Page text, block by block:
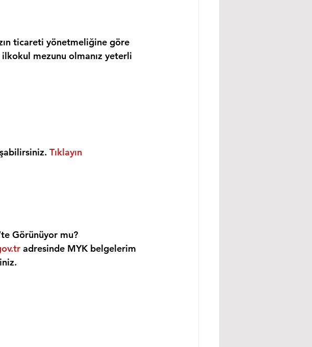
ticareti yönetmeliğine göre
mezunu olmanız yeterli
Tıklayın
Görünüyor mu?
adresinde MYK belgelerim